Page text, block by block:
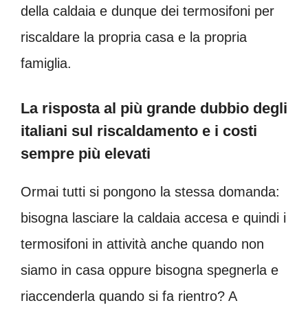
della caldaia e dunque dei termosifoni per
riscaldare la propria casa e la propria
famiglia.
La risposta al più grande dubbio degli
italiani sul riscaldamento e i costi
sempre più elevati
Ormai tutti si pongono la stessa domanda:
bisogna lasciare la caldaia accesa e quindi i
termosifoni in attività anche quando non
siamo in casa oppure bisogna spegnerla e
riaccenderla quando si fa rientro? A